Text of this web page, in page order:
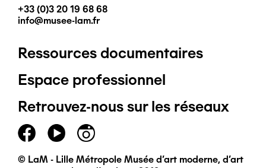
+33 (0)3 20 19 68 68
info@musee-lam.fr
Pied
de
page
principal
Ressources documentaires
Espace professionnel
Retrouvez-nous sur les réseaux
© LaM - Lille Métropole Musée d'art moderne, d'art